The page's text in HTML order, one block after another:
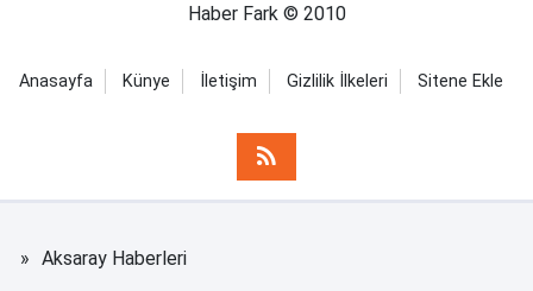
Haber Fark © 2010
Anasayfa Künye İletişim Gizlilik İlkeleri Sitene Ekle
Aksaray Haberleri